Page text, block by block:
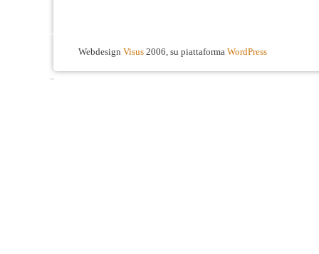
Webdesign Visus 2006, su piattaforma WordPress